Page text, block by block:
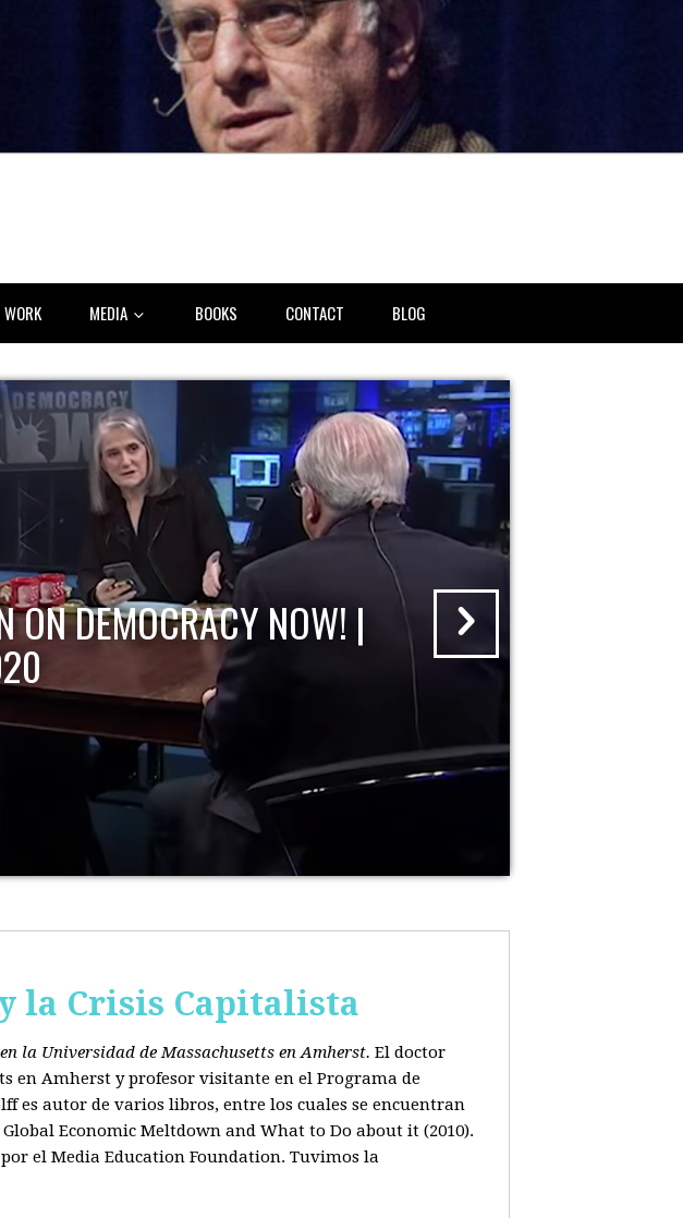
WORK MEDIA BOOKS CONTACT BLOG
ON DEMOCRACY NOW! |
la Crisis Capitalista
la Universidad de Massachusetts en Amherst. El doctor
en Amherst y profesor visitante en el Programa de
es autor de varios libros, entre los cuales se encuentran
Economic Meltdown and What to Do about it (2010).
el Media Education Foundation. Tuvimos la